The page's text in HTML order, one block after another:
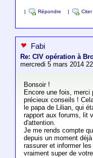
Répondre Citer
Fabi
Re: CIV opération à
mercredi 5 mars 2014
Bonsoir !
Encore une fois,
précieux conseils !
le papa de Lilian, qui
rapport aux forums, lit
d'attention.
Je me rends compte
depuis un moment
rassurer et informer
vraiment super de